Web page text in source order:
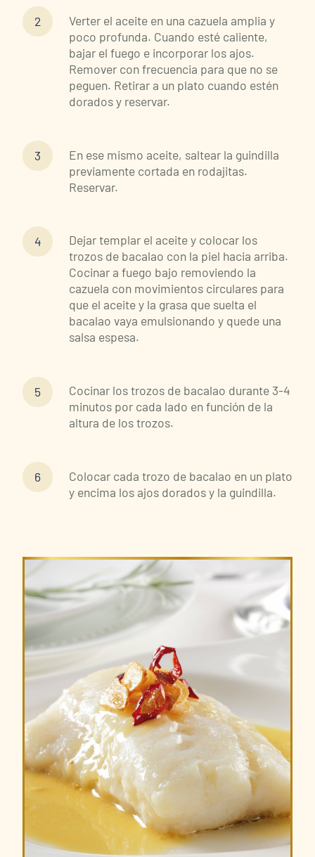
Verter el aceite en una cazuela amplia y
poco profunda. Cuando esté caliente,
bajar el fuego e incorporar los ajos.
Remover con frecuencia para que no se
peguen. Retirar a un plato cuando estén
dorados y reservar.
En ese mismo aceite, saltear la guindilla
previamente cortada en rodajitas.
Reservar.
Dejar templar el aceite y colocar los
trozos de bacalao con la piel hacia arriba.
Cocinar a fuego bajo removiendo la
cazuela con movimientos circulares para
que el aceite y la grasa que suelta el
bacalao vaya emulsionando y quede una
salsa espesa.
Cocinar los trozos de bacalao durante 3-4
minutos por cada lado en función de la
altura de los trozos.
Colocar cada trozo de bacalao en un plato
y encima los ajos dorados y la guindilla.